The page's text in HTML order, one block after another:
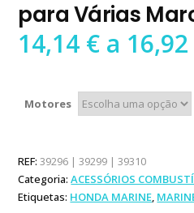
para Várias
14,14 € a 16,92
Motores
REF:39296 | 39299 | 39310
Categoria:ACESSÓRIOS
Etiquetas: HONDA MARINE,